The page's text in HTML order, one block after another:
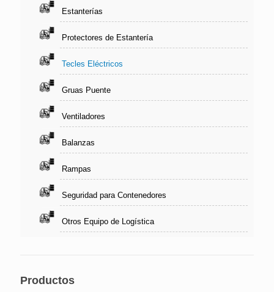
Estanterías
Protectores de Estantería
Tecles Eléctricos
Gruas Puente
Ventiladores
Balanzas
Rampas
Seguridad para Contenedores
Otros Equipo de Logística
Productos